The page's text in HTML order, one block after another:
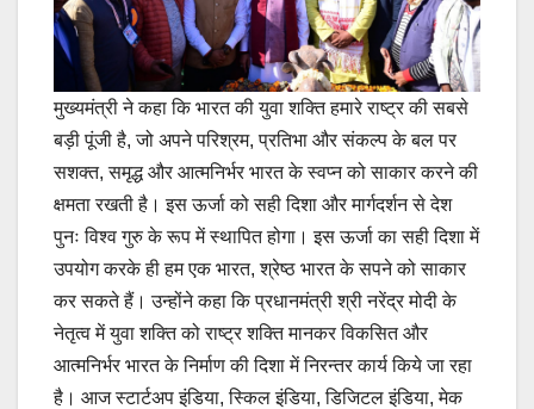
मुख्यमंत्री ने कहा कि भारत की युवा शक्ति हमारे राष्ट्र की सबसे
बड़ी पूंजी है, जो अपने परिश्रम, प्रतिभा और संकल्प के बल पर
सशक्त, समृद्ध और आत्मनिर्भर भारत के स्वप्न को साकार करने की
क्षमता रखती है। इस ऊर्जा को सही दिशा और मार्गदर्शन से देश
पुनः विश्व गुरु के रूप में स्थापित होगा। इस ऊर्जा का सही दिशा में
उपयोग करके ही हम एक भारत, श्रेष्ठ भारत के सपने को साकार
कर सकते हैं। उन्होंने कहा कि प्रधानमंत्री श्री नरेंद्र मोदी के
नेतृत्व में युवा शक्ति को राष्ट्र शक्ति मानकर विकसित और
आत्मनिर्भर भारत के निर्माण की दिशा में निरन्तर कार्य किये जा रहा
है। आज स्टार्टअप इंडिया, स्किल इंडिया, डिजिटल इंडिया, मेक